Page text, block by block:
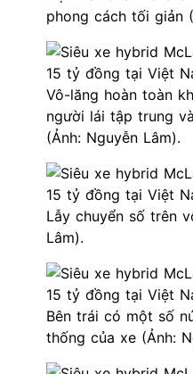
phong cách tối giản
Vô-lăng hoàn toàn
người lái tập trung
(Ảnh: Nguyễn Lâm).
Lẫy chuyển số trên
Lâm).
Bên trái có một số
thống của xe (Ảnh: